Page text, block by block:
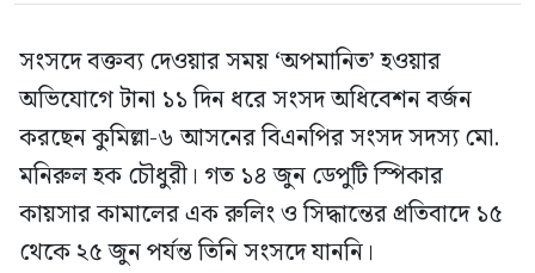
সংসদে বক্তব্য দেওয়ার সময় ‘অপমানিত’ হওয়ার
অভিযোগে টানা ১১ দিন ধরে সংসদ অধিবেশন বর্জন
করছেন কুমিল্লা-৬ আসনের বিএনপির সংসদ সদস্য মো.
মনিরুল হক চৌধুরী। গত ১৪ জুন ডেপুটি স্পিকার
কায়সার কামালের এক রুলিং ও সিদ্ধান্তের প্রতিবাদে ১৫
থেকে ২৫ জুন পর্যন্ত তিনি সংসদে যাননি।